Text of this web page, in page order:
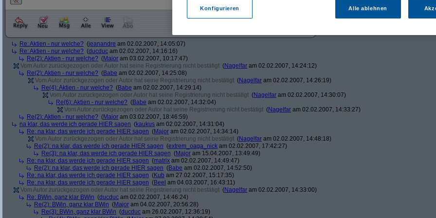
Re: Aktien - nur welche? (jeanandre am 02.02.2007, 14:05:07)
Re: Aktien - nur welche? (ducduc am 02.02.2007, 14:16:16)
Re(2): Aktien - nur welche? (Major am 03.02.2007, 10:17:47)
Vom Autor zurückgezogen oder Autor hat seine Registrierung nicht bestätigt (Nagelfar am 02.02.2007, 14:24:12)
Re(2): Aktien - nur welche? (Babe am 02.02.2007, 14:25:08)
Vom Autor zurückgezogen oder Autor hat seine Registrierung nicht bestätigt (Nagelfar am 02.02.2007, 14:26:19)
Re(4): Aktien - nur welche? (Babe am 02.02.2007, 14:29:14)
Vom Autor zurückgezogen oder Autor hat seine Registrierung nicht bestätigt (Nagelfar am 02.02.2007, 14:30:07)
Re(6): Aktien - nur welche? (Babe am 02.02.2007, 14:32:04)
Vom Autor zurückgezogen oder Autor hat seine Registrierung nicht bestätigt (Nagelfar am 02.02.2007, 14:33:27)
Re(2): Aktien - nur welche? (Major am 03.02.2007, 18:46:59)
na klar, das werde ich gerade HIER sagen (kaukus am 02.02.2007, 14:31:04)
Re: na klar, das werde ich gerade HIER sagen (Major am 02.02.2007, 14:34:14)
Vom Autor zurückgezogen oder Autor hat seine Registrierung nicht bestätigt (Nagelfar am 02.02.2007, 14:48:18)
Re(2): na klar, das werde ich gerade HIER sagen (extrem_oaga_nick am 02.02.2007, 17:42:27)
Re(3): na klar, das werde ich gerade HIER sagen (Major am 15.04.2007, 13:49:49)
Re: na klar, das werde ich gerade HIER sagen (matrix am 02.02.2007, 14:49:47)
Re(2): na klar, das werde ich gerade HIER sagen (Babe am 02.02.2007, 14:52:50)
Re: na klar, das werde ich gerade HIER sagen (Kub am 27.02.2007, 15:17:35)
Re: na klar, das werde ich gerade HIER sagen (Beel am 04.03.2007, 16:43:11)
Vom Autor zurückgezogen oder Autor hat seine Registrierung nicht bestätigt (Nagelfar am 02.02.2007, 14:33:00)
Re: BWin, ganz klar BWin (ducduc am 02.02.2007, 14:46:24)
Re(2): BWin, ganz klar BWin (Major am 04.02.2007, 20:56:28)
Re(3): BWin, ganz klar BWin (ducduc am 26.02.2007, 12:36:19)
Konfigurieren Alle ablehnen